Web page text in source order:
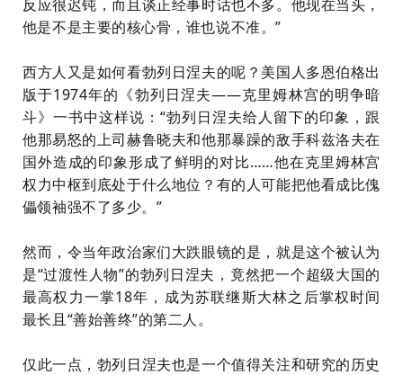
反应很迟钝，而且谈正经事时话也不多。他现在当头，
他是不是主要的核心骨，谁也说不准。”
西方人又是如何看勃列日涅夫的呢？美国人多恩伯格出
版于1974年的《勃列日涅夫——克里姆林宫的明争暗
斗》一书中这样说：“勃列日涅夫给人留下的印象，跟
他那易怒的上司赫鲁晓夫和他那暴躁的敌手科兹洛夫在
国外造成的印象形成了鲜明的对比……他在克里姆林宫
权力中枢到底处于什么地位？有的人可能把他看成比傀
儡领袖强不了多少。”
然而，令当年政治家们大跌眼镜的是，就是这个被认为
是“过渡性人物”的勃列日涅夫，竟然把一个超级大国的
最高权力一掌18年，成为苏联继斯大林之后掌权时间
最长且“善始善终”的第二人。
仅此一点，勃列日涅夫也是一个值得关注和研究的历史